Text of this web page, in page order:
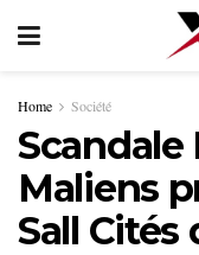
Home Société
Scandale
Maliens
Sall Cités